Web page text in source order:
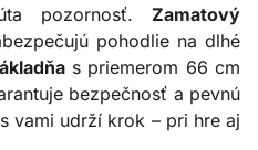
pozornosť. Zamatový
pohodlie na dlhé
s priemerom 66 cm
bezpečnosť a pevnú
vami udrží krok – pri hre aj